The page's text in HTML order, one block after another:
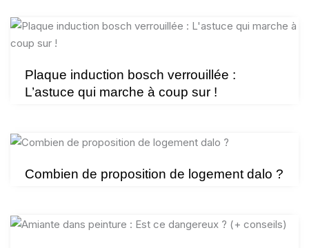
Plaque induction bosch verrouillée :
L’astuce qui marche à coup sur !
Combien de proposition de logement dalo ?